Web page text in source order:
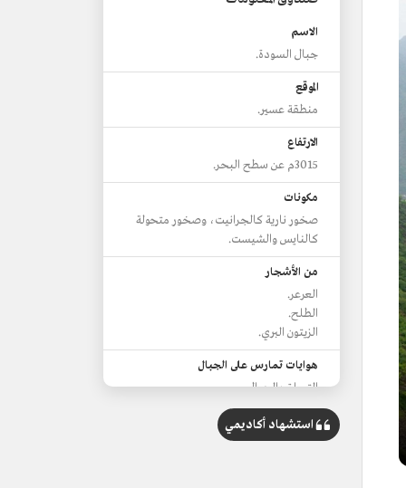
الاسم
جبال السودة.
الموقع
منطقة عسير.
الارتفاع
3015م عن سطح البحر.
مكونات
صخور نارية كالجرانيت، وصخور متحولة
كالنايس والشيست.
من الأشجار
العرعر.
الطلح.
الزيتون البري.
هوايات تمارس على الجبال
التسلق بالحبال.
النزول بالمظلة الهوائية.
الطيران الشراعي المعلق.
استشهاد أكاديمي